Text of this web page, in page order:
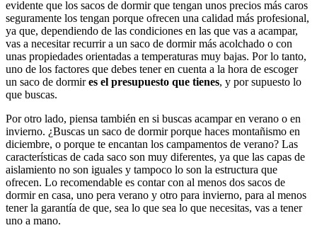
evidente que los sacos de dormir que tengan unos precios más caros
seguramente los tengan porque ofrecen una calidad más profesional,
ya que, dependiendo de las condiciones en las que vas a acampar,
vas a necesitar recurrir a un saco de dormir más acolchado o con
unas propiedades orientadas a temperaturas muy bajas. Por lo tanto,
uno de los factores que debes tener en cuenta a la hora de escoger
un saco de dormires el presupuesto que tienes, y por supuesto lo
que buscas.
Por otro lado, piensa también en si buscas acampar en verano o en
invierno. ¿Buscas un saco de dormir porque haces montañismo en
diciembre, o porque te encantan los campamentos de verano? Las
características de cada saco son muy diferentes, ya que las capas de
aislamiento no son iguales y tampoco lo son la estructura que
ofrecen. Lo recomendable es contar con al menos dos sacos de
dormir en casa, uno pera verano y otro para invierno, para al menos
tener la garantía de que, sea lo que sea lo que necesitas, vas a tener
uno a mano.